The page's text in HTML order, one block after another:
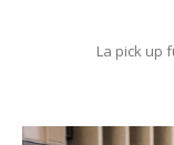
La pick up